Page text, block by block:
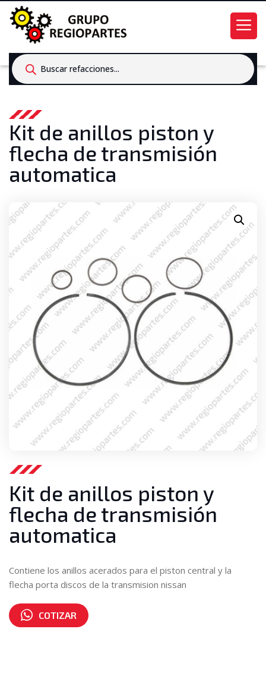
Products
search
Kit de anillos piston y
flecha de transmisión
automatica
Kit de anillos piston y
flecha de transmisión
automatica
Contiene los anillos acerados para el piston central y la
flecha porta discos de la transmision nissan
COTIZAR